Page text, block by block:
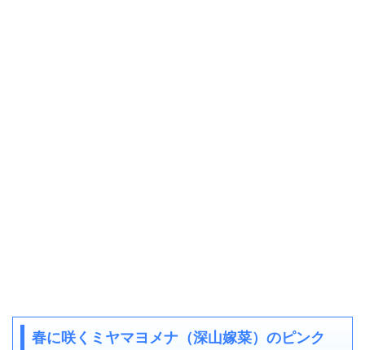
春に咲くミヤマヨメナ（深山嫁菜）のピンク